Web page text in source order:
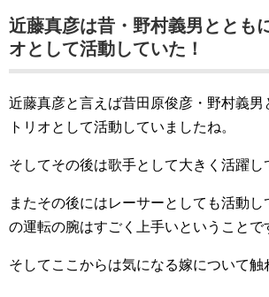
近藤真彦は昔・野村義男ととも
オとして活動していた！
近藤真彦と言えば昔田原俊彦・野村義男
トリオとして活動していましたね。
そしてその後は歌手として大きく活躍し
またその後にはレーサーとしても活動
の運転の腕はすごく上手いということで
そしてここからは気になる嫁について触